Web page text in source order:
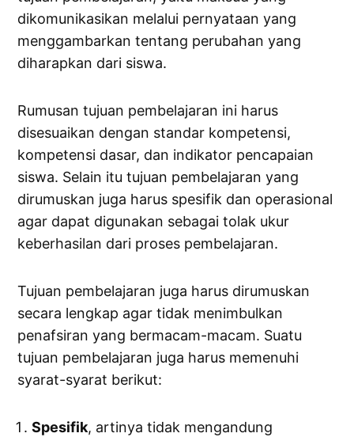
dikomunikasikan melalui pernyataan yang
menggambarkan tentang perubahan yang
diharapkan dari siswa.
Rumusan tujuan pembelajaran ini harus
disesuaikan dengan standar kompetensi,
kompetensi dasar, dan indikator pencapaian
siswa. Selain itu tujuan pembelajaran yang
dirumuskan juga harus spesifik dan operasional
agar dapat digunakan sebagai tolak ukur
keberhasilan dari proses pembelajaran.
Tujuan pembelajaran juga harus dirumuskan
secara lengkap agar tidak menimbulkan
penafsiran yang bermacam-macam. Suatu
tujuan pembelajaran juga harus memenuhi
syarat-syarat berikut:
Spesifik, artinya tidak mengandung